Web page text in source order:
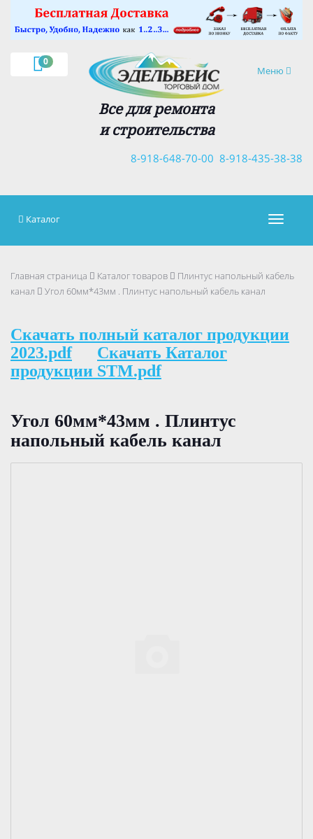
0
Навигация
Меню
Все для ремонта
и строительства
8-918-435-38-38
8-918-648-70-00
×
Каталог
Главная страница Каталог товаров
Плинтус напольный кабель
канал
Угол 60мм*43мм . Плинтус напольный кабель канал
Скачать полный каталог продукции
2023.pdf
Скачать Каталог
продукции STM.pdf
Угол 60мм*43мм . Плинтус
напольный кабель канал